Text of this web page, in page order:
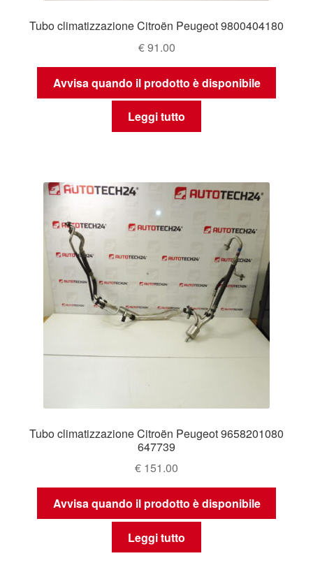
Tubo climatizzazione Citroën Peugeot 9800404180
€91.00
Avvisa quando il prodotto è disponibile
Leggi tutto
Tubo climatizzazione Citroën Peugeot 9658201080
647739
€ 151.00
Avvisa quando il prodotto è disponibile
Leggi tutto